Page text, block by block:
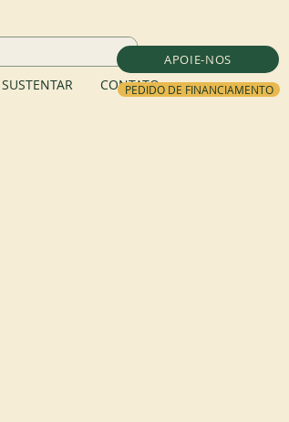
APOIE-NOS
PEDIDO DE FINANCIAMENTO
SUSTENTAR CONTATO